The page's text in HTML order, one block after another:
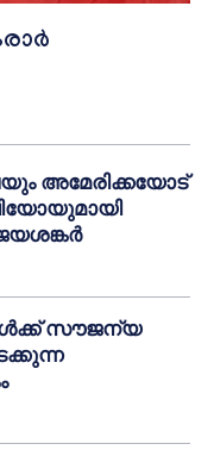
അമേരിക്കയോട്
സൗജന്യ